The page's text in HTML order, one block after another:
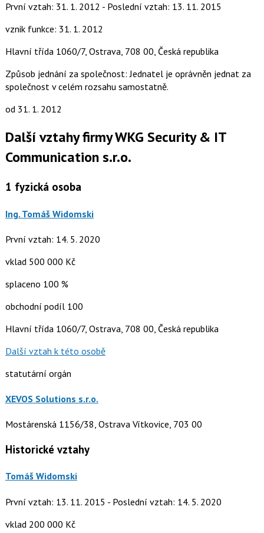
První vztah: 31. 1. 2012 - Poslední vztah: 13. 11. 2015
vznik funkce: 31. 1. 2012
Hlavní třída 1060/7, Ostrava, 708 00, Česká republika
Způsob jednání za společnost: Jednatel je oprávněn jednat za
společnost v celém rozsahu samostatně.
od 31. 1. 2012
Další vztahy firmy WKG Security & IT
Communication s.r.o.
1 fyzická osoba
Ing. Tomáš Widomski
První vztah: 14. 5. 2020
vklad 500 000 Kč
splaceno 100 %
obchodní podíl 100
Hlavní třída 1060/7, Ostrava, 708 00, Česká republika
Další vztah k této osobě
statutární orgán
XEVOS Solutions s.r.o.
Mostárenská 1156/38, Ostrava Vítkovice, 703 00
Historické vztahy
Tomáš Widomski
První vztah: 13. 11. 2015 - Poslední vztah: 14. 5. 2020
vklad 200 000 Kč